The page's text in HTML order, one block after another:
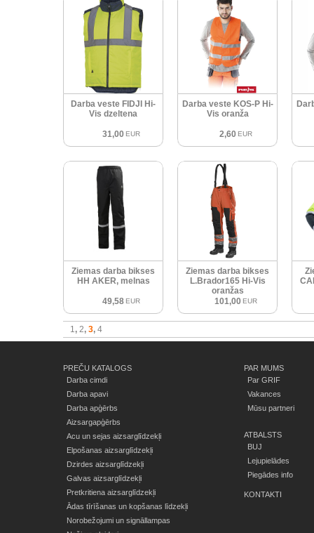
Darba veste FIDJI Hi-
Vis dzeltena
31,00 EUR
Darba veste KOS-P Hi-
Vis oranža
2,60 EUR
Ziemas darba bikses
HH AKER, melnas
49,58 EUR
Ziemas darba bikses
L.Brador165 Hi-Vis
oranžas
101,00 EUR
1 2 3 4
PREČU KATALOGS
Darba cimdi
Darba apavi
Darba apģērbs
Aizsargapģērbs
Acu un sejas aizsarglīdzekļi
Elpošanas aizsarglīdzekļi
Dzirdes aizsarglīdzekļi
Galvas aizsarglīdzekļi
Pretkritiena aizsarglīdzekļi
Ādas tīrīšanas un kopšanas līdzekļi
Norobežojumi un signāllampas
PAR MUMS
Par GRIF
Vakances
Mūsu partneri
ATBALSTS
BUJ
Lejupielādes
Piegādes info
KONTAKTI